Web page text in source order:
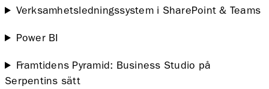
Verksamhetsledningssystem i SharePoint & Teams
Power BI
Framtidens Pyramid: Business Studio på
Serpentins sätt